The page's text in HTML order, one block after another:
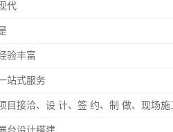
代
验丰富
站式服务